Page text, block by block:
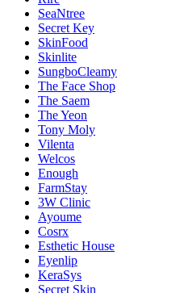
SeaNtree
Secret Key
SkinFood
Skinlite
SungboCleamy
The Face Shop
The Saem
The Yeon
Tony Moly
Vilenta
Welcos
Enough
FarmStay
3W Clinic
Ayoume
Cosrx
Esthetic House
Eyenlip
KeraSys
Secret Skin